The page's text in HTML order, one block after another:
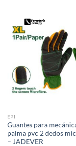
EPI
Guantes para
palma pvc 2 dedos
– JADEVER